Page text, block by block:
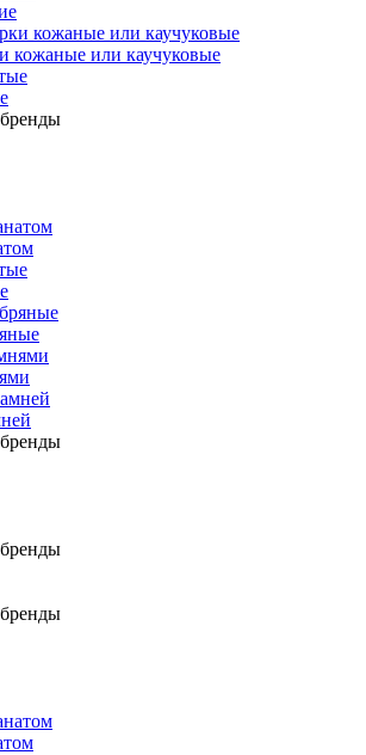
кожаные или каучуковые